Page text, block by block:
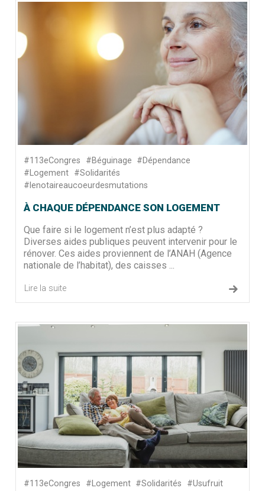
#113eCongres #Béguinage #Dépendance
#Logement
#Solidarités
#lenotaireaucoeurdesmutations
À CHAQUE DÉPENDANCE SON LOGEMENT
Que faire si le logement n’est plus adapté ?
Diverses aides publiques peuvent intervenir pour le
rénover. Ces aides proviennent de l’ANAH (Agence
nationale de l’habitat), des caisses ...
Lire la suite
#113eCongres #Logement #Solidarités
#Usufruit